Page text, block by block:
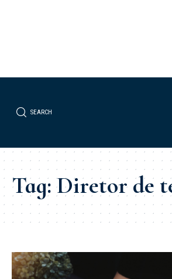
SEARCH
Tag:Diretor de